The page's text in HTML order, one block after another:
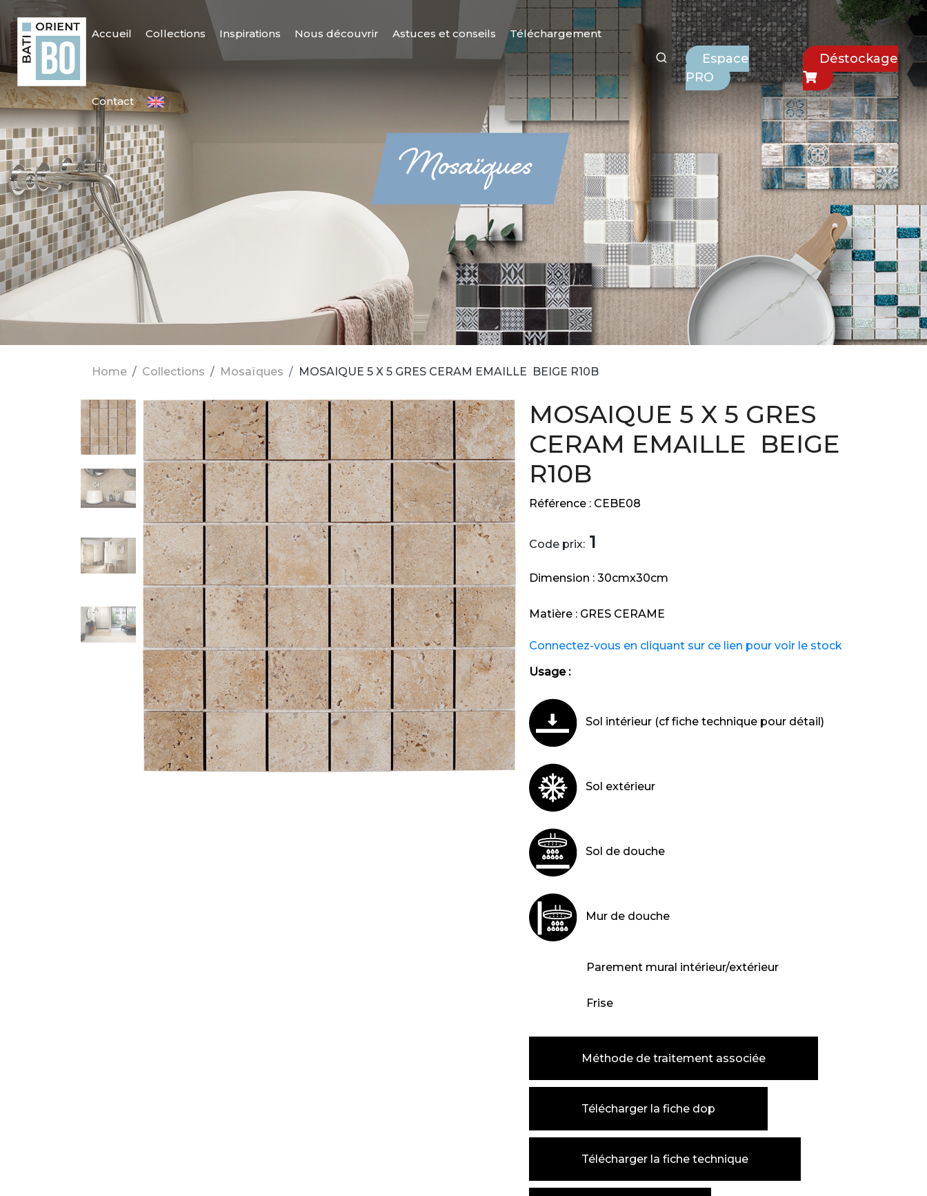
Accueil Collections Inspirations Nous découvrir Astuces et conseils Téléchargement
Contact
Espace
PRO
Déstockage
Mosaïques
Home Collections Mosaïques MOSAIQUE 5 X 5 GRES CERAM EMAILLE BEIGE R10B
MOSAIQUE 5 X 5 GRES
CERAM EMAILLE BEIGE
R10B
Référence : CEBE08
Code prix: 1
Dimension : 30cmx30cm
Matière : GRES CERAME
Connectez-vous en cliquant sur ce lien pour voir le stock
Usage :
Sol intérieur (cf fiche technique pour détail)
Sol extérieur
Sol de douche
Mur de douche
Parement mural intérieur/extérieur
Frise
Méthode de traitement associée
Télécharger la fiche dop
Télécharger la fiche technique